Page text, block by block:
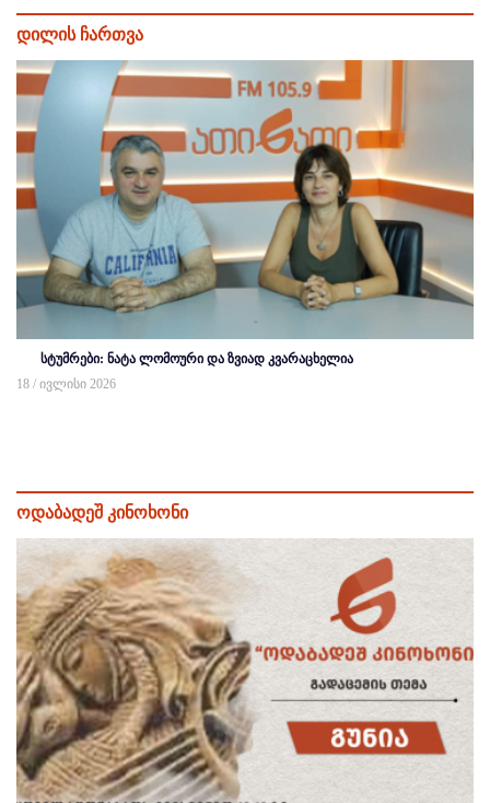
დილის ჩართვა
სტუმრები: ნატა ლომოური და ზვიად კვარაცხელია
18 / ივლისი 2026
ოდაბადეშ კინოხონი